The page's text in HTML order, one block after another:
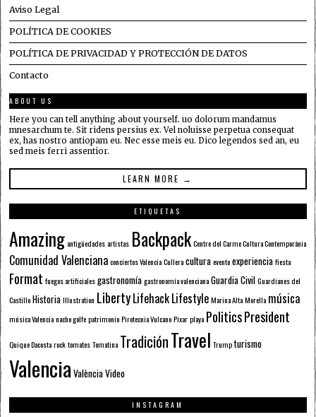
Aviso Legal
POLÍTICA DE COOKIES
POLÍTICA DE PRIVACIDAD Y PROTECCIÓN DE DATOS
Contacto
ABOUT US
Here you can tell anything about yourself. uo dolorum mandamus
mnesarchum te. Sit ridens persius ex. Vel noluisse perpetua consequat
ex, has nostro antiopam eu. Nec esse meis eu. Dico legendos sed an, eu
sed meis ferri assentior.
LEARN MORE →
ETIQUETAS
Amazing antigüedades artistas Backpack Centre del Carme Cultura Contemporània
Comunidad Valenciana conciertos Valencia Cullera cultura evento experiencia fiesta
Format fuegos artificiales gastronomía gastronomía valenciana Guardia Civil Guardianes del
Castillo Historia Illustration LibertyLifehackLifestyle Marina Alta Morella música
música Valencia nacho golfe patrimonio Pirotecnia Vulcano Pixar playa PoliticsPresident
Quique Dacosta rock tomates Tomatina TradiciónTravel Trump turismo
Valencia ValènciaVideo
INSTAGRAM